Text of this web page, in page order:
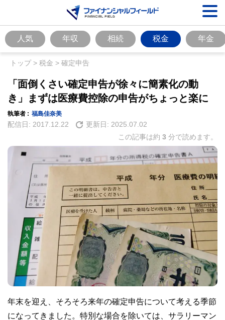
人気 年収 相続 税金 年金
トップ> 税金 > 確定申告
「面倒くさい確定申告が徐々に簡素化の動
き」まずは医療費控除の申告がちょっと楽に
執筆者 : 福島佳奈美
配信日: 2017.12.22 更新日: 2025.07.02
この記事は約 3 分で読めます。
年末を迎え、そろそろ来年の確定申告について考える季節
になってきました。特別な場合を除いては、サラリーマン